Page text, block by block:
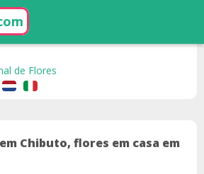
de Flores
Chibuto, flores em casa em